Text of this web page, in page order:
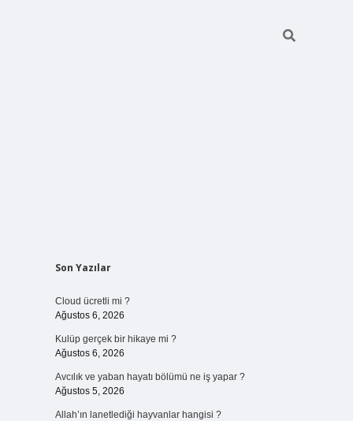
Sidebar
Son Yazılar
Cloud ücretli mi ?
Ağustos 6, 2026
Kulüp gerçek bir hikaye mi ?
Ağustos 6, 2026
Avcılık ve yaban hayatı bölümü ne iş yapar ?
Ağustos 5, 2026
Allah’ın lanetlediği hayvanlar hangisi ?